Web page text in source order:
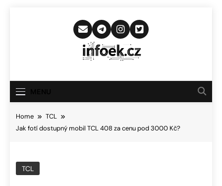
Infoek.cz
Novinkám
Home
TCL
Jak fotí dostupný mobil TCL 408 za cenu pod 3000 Kč?
TCL